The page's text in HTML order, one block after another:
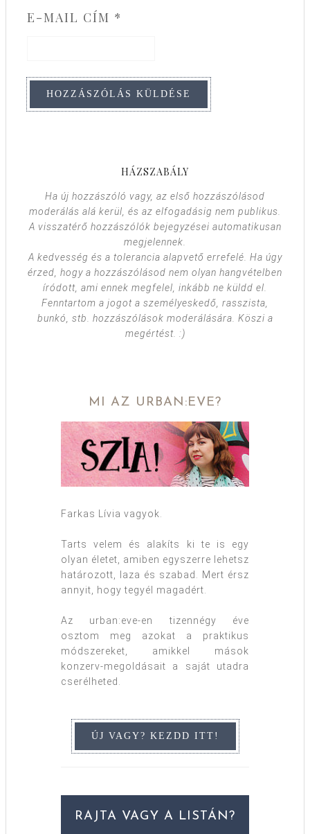
E-MAIL CÍM *
HÁZSZABÁLY
Ha új hozzászóló vagy, az első hozzászólásod
moderálás alá kerül, és az elfogadásig nem publikus.
A visszatérő hozzászólók bejegyzései automatikusan
megjelennek.
A kedvesség és a tolerancia alapvető errefelé. Ha úgy
érzed, hogy a hozzászólásod nem olyan hangvételben
íródott, ami ennek megfelel, inkább ne küldd el.
Fenntartom a jogot a személyeskedő, rasszista,
bunkó, stb. hozzászólások moderálására. Köszi a
megértést. :)
MI AZ URBAN:EVE?
Farkas Lívia vagyok.
Tarts velem és alakíts ki te is egy
olyan életet, amiben egyszerre lehetsz
határozott, laza és szabad. Mert érsz
annyit, hogy tegyél magadért.
Az urban:eve-en tizennégy éve
osztom meg azokat a praktikus
módszereket, amikkel mások
konzerv-megoldásait a saját utadra
cserélheted.
RAJTA VAGY A LISTÁN?